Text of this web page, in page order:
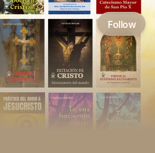
Follow